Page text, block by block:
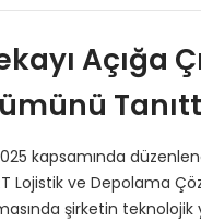
Açığa
kapsamında
ve Depolama
şirketin teknolojik